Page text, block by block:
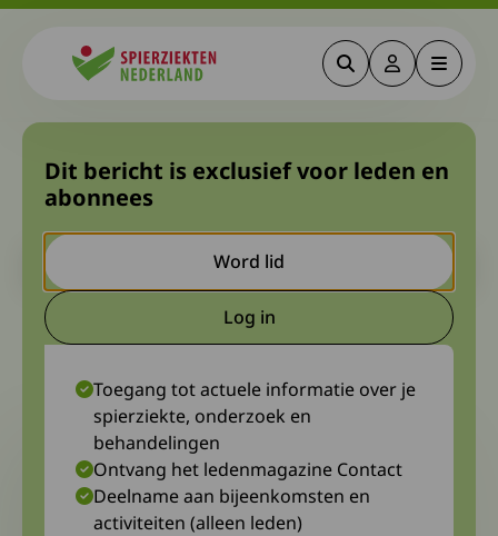
ZoekenDeze link
Menu
Gangbeeldanalyse ook in te
zetten bij diagnostiek
Let op. Dit is een ouder bericht. Het kan zijn dat de inhoud niet
meer actueel is.
8 mei 2023
Klaas van Lavieren en Maarten Tanis, diagnosewerkgroep
Dit bericht is exclusief voor leden en
abonnees
Word lid
Log inDeze link gaat naar een
Toegang tot actuele informatie over je
spierziekte, onderzoek en
behandelingen
Ontvang het ledenmagazine Contact
Deelname aan bijeenkomsten en
activiteiten (alleen leden)